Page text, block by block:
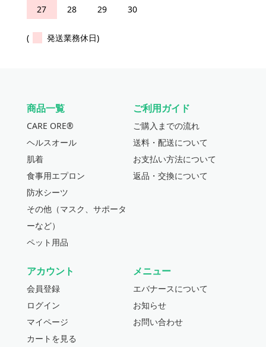
27
28 29 30
( 発送業務休日)
商品一覧
CARE ORE®
ヘルスオール
肌着
食事用エプロン
防水シーツ
その他（マスク、サポータ
ーなど）
ペット用品
ご利用ガイド
ご購入までの流れ
送料・配送について
お支払い方法について
返品・交換について
アカウント
会員登録
ログイン
マイページ
カートを見る
メニュー
エバナースについて
お知らせ
お問い合わせ